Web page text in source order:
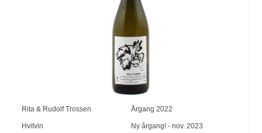
Rita & Rudolf Trossen Årgang 2022
Hvitvin Ny årgang! - nov. 2023